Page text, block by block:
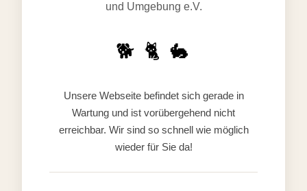
und Umgebung e.V.
🐕 🐈 🐇
Unsere Webseite befindet sich gerade in
Wartung und ist vorübergehend nicht
erreichbar. Wir sind so schnell wie möglich
wieder für Sie da!